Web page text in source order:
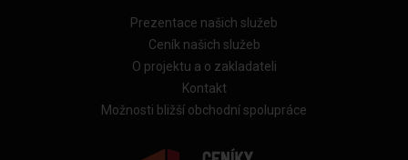
Prezentace našich služeb
Ceník našich služeb
O projektu a o zakladateli
Kontakt
Možnosti bližší obchodní spolupráce